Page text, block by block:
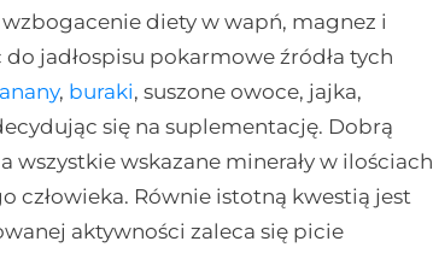
diety w wapń, magnez i
jadłospisu pokarmowe źródła tych
, buraki, suszone owoce, jajka,
się na suplementację. Dobrą
wszystkie wskazane minerały w ilościach
człowieka. Równie istotną kwestią jest
aktywności zaleca się picie